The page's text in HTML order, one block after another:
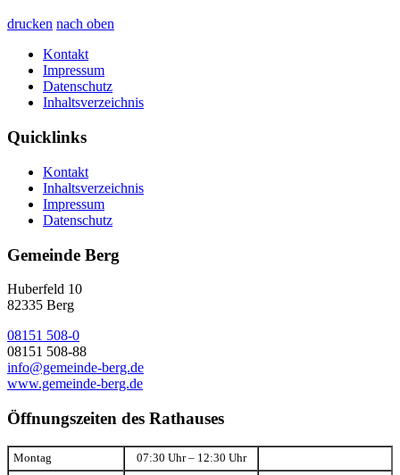
drucken nach oben
Kontakt
Impressum
Datenschutz
Inhaltsverzeichnis
Quicklinks
Kontakt
Inhaltsverzeichnis
Impressum
Datenschutz
Gemeinde Berg
Huberfeld 10
82335 Berg
08151 508-0
08151 508-88
info@gemeinde-berg.de
www.gemeinde-berg.de
Öffnungszeiten des Rathauses
Montag 07:30 Uhr – 12:30 Uhr